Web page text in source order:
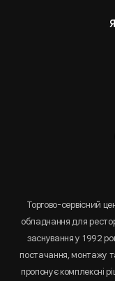
Торгово-сервісний
обладнання для
заснування у 1992
постачання, монтажу
пропонує комплексні